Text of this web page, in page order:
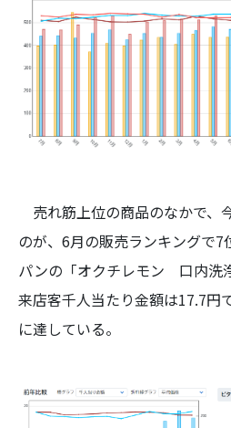
売れ筋上位の商品のなかで、
のが、6月の販売ランキングで7
パンの「オクチレモン 口内洗
来店客千人当たり金額は17.7円
に達している。